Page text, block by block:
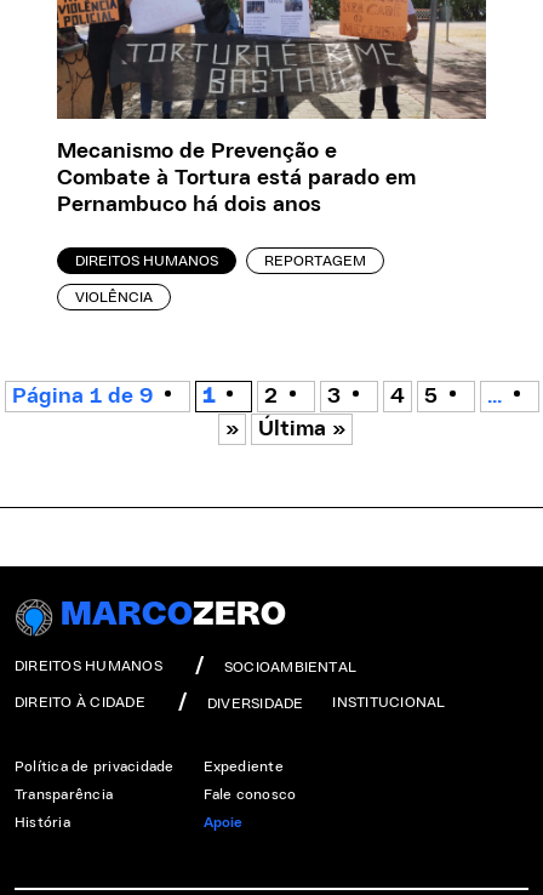
Mecanismo de Prevenção e
Combate à Tortura está parado em
Pernambuco há dois anos
DIREITOS HUMANOS REPORTAGEM
VIOLÊNCIA
Página 1 de 9 1 2 3 4 5
...
»
Última »
MARCOZERO
DIREITOS HUMANOS SOCIOAMBIENTAL
DIREITO À CIDADE DIVERSIDADE INSTITUCIONAL
Política de privacidade
Transparência
História
Expediente
Fale conosco
Apoie